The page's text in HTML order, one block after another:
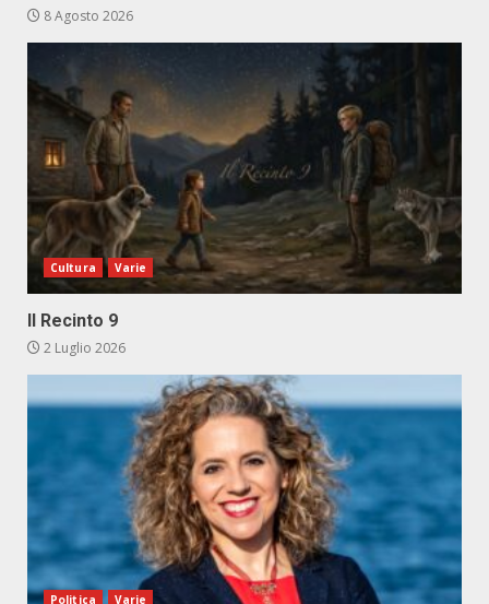
8 Agosto 2026
Cultura Varie
Il Recinto 9
2 Luglio 2026
Politica Varie